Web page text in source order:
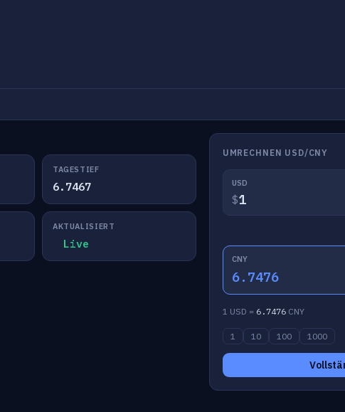
TAGESTIEF
6.7467
AKTUALISIERT
Live
UMRECHNEN USD/CNY
USD
$
CNY
6.7476
1 USD = 6.7476CNY
1 10 100 1000